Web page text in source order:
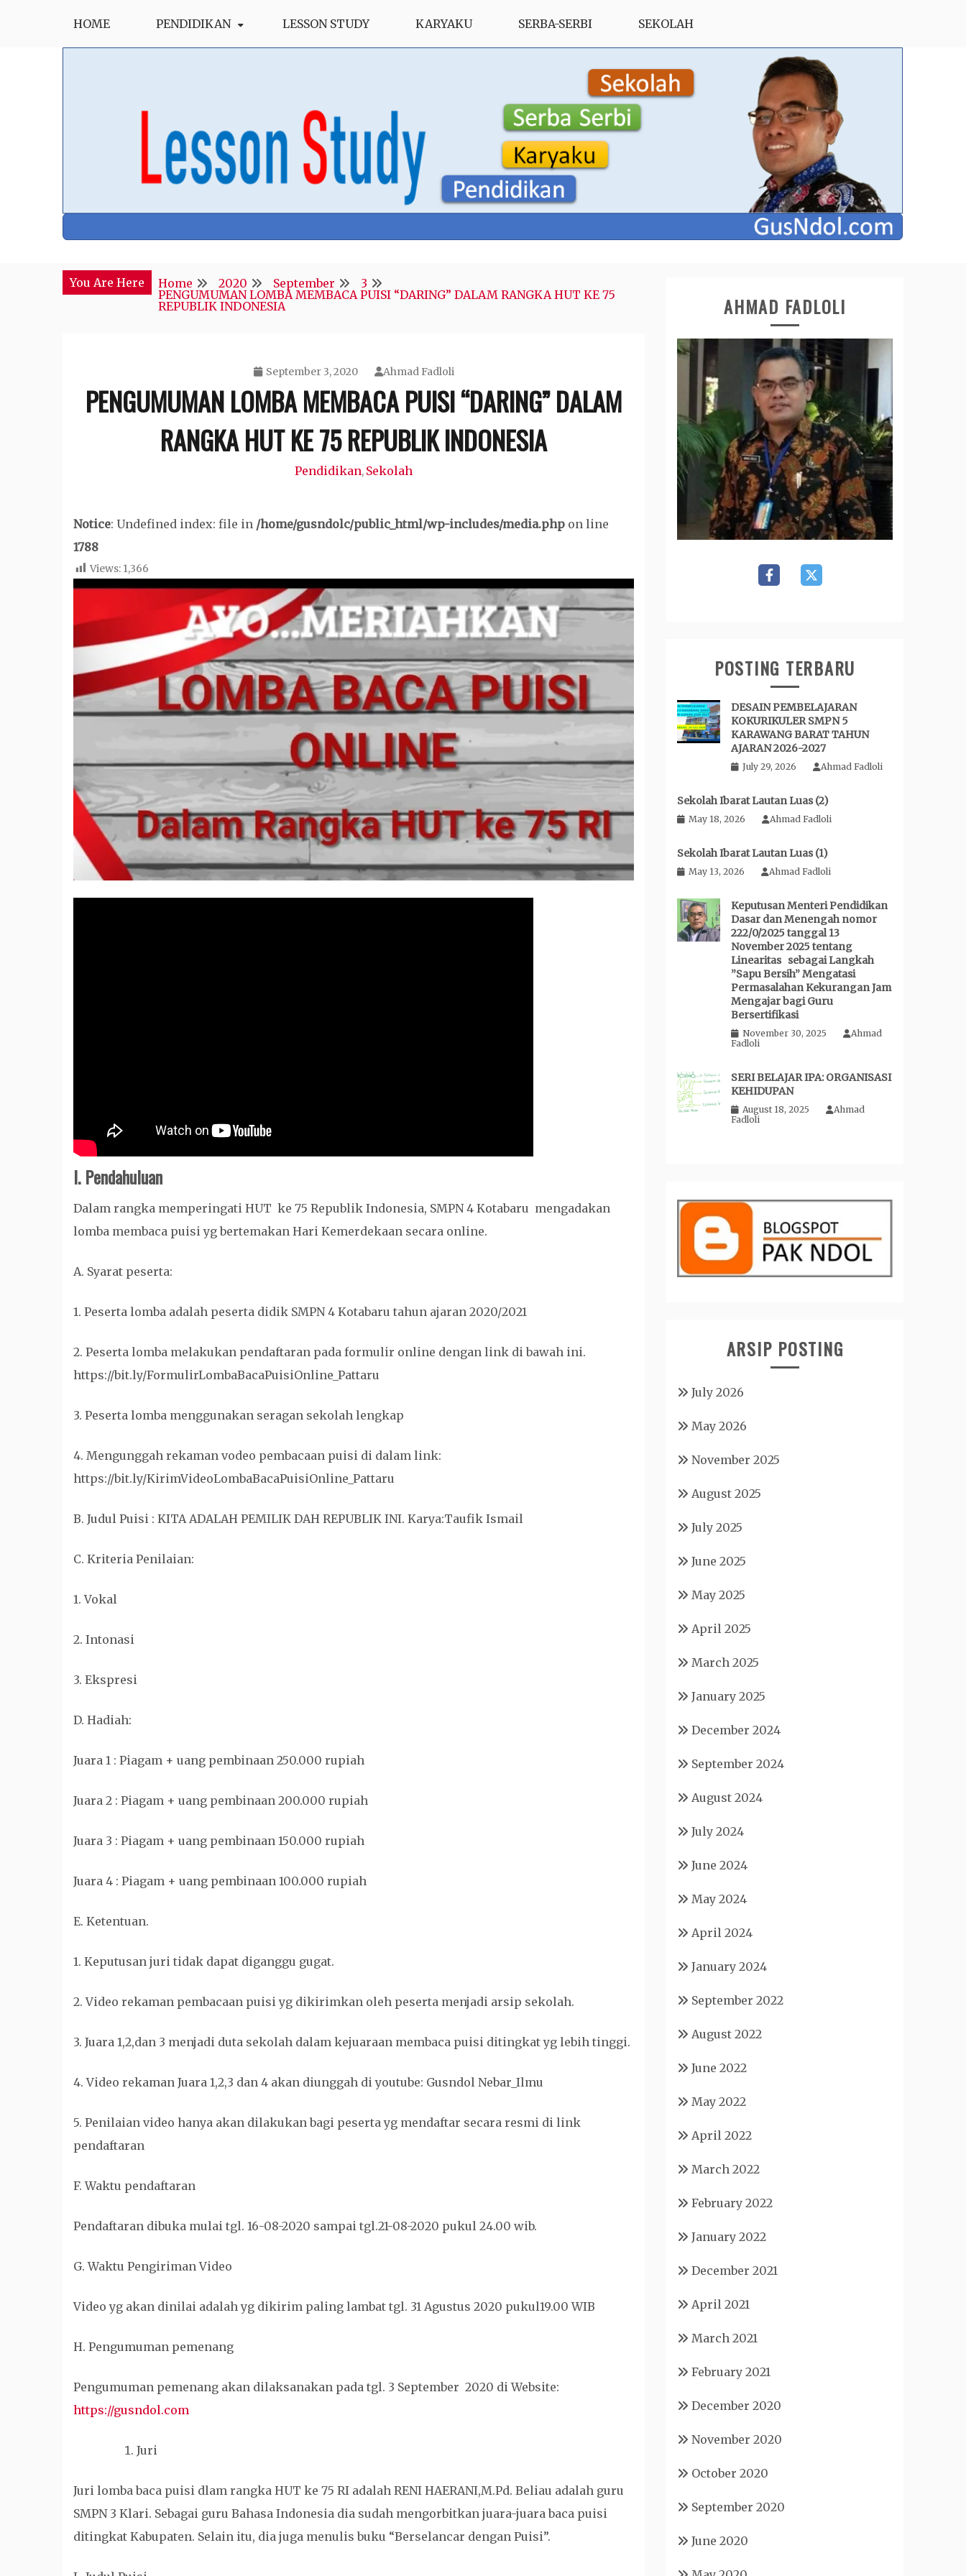
HOME PENDIDIKAN LESSON STUDY KARYAKU SERBA-SERBI SEKOLAH
GusNdol
You Are Here
Home 2020 September
3
PENGUMUMAN LOMBA MEMBACA PUISI “DARING” DALAM RANGKA HUT KE 75
REPUBLIK INDONESIA
September 3, 2020 Ahmad Fadloli
PENGUMUMAN LOMBA MEMBACA PUISI “DARING” DALAM
RANGKA HUT KE 75 REPUBLIK INDONESIA
Pendidikan, Sekolah
Notice: Undefined index: file in /home/gusndolc/public_html/wp-includes/media.php on line
1788
Views: 1,366
I. Pendahuluan
Dalam rangka memperingati HUT ke 75 Republik Indonesia, SMPN 4 Kotabaru mengadakan
lomba membaca puisi yg bertemakan Hari Kemerdekaan secara online.
A. Syarat peserta:
1. Peserta lomba adalah peserta didik SMPN 4 Kotabaru tahun ajaran 2020/2021
2. Peserta lomba melakukan pendaftaran pada formulir online dengan link di bawah ini.
https://bit.ly/FormulirLombaBacaPuisiOnline_Pattaru
3. Peserta lomba menggunakan seragan sekolah lengkap
4. Mengunggah rekaman vodeo pembacaan puisi di dalam link:
https://bit.ly/KirimVideoLombaBacaPuisiOnline_Pattaru
B. Judul Puisi : KITA ADALAH PEMILIK DAH REPUBLIK INI. Karya:Taufik Ismail
C. Kriteria Penilaian:
1. Vokal
2. Intonasi
3. Ekspresi
D. Hadiah:
Juara 1 : Piagam + uang pembinaan 250.000 rupiah
Juara 2 : Piagam + uang pembinaan 200.000 rupiah
Juara 3 : Piagam + uang pembinaan 150.000 rupiah
Juara 4 : Piagam + uang pembinaan 100.000 rupiah
E. Ketentuan.
1. Keputusan juri tidak dapat diganggu gugat.
2. Video rekaman pembacaan puisi yg dikirimkan oleh peserta menjadi arsip sekolah.
3. Juara 1,2,dan 3 menjadi duta sekolah dalam kejuaraan membaca puisi ditingkat yg lebih tinggi.
4. Video rekaman Juara 1,2,3 dan 4 akan diunggah di youtube: Gusndol Nebar_Ilmu
5. Penilaian video hanya akan dilakukan bagi peserta yg mendaftar secara resmi di link
pendaftaran
F. Waktu pendaftaran
Pendaftaran dibuka mulai tgl. 16-08-2020 sampai tgl.21-08-2020 pukul 24.00 wib.
G. Waktu Pengiriman Video
Video yg akan dinilai adalah yg dikirim paling lambat tgl. 31 Agustus 2020 pukul19.00 WIB
H. Pengumuman pemenang
Pengumuman pemenang akan dilaksanakan pada tgl. 3 September 2020 di Website:
https://gusndol.com
Juri
Juri lomba baca puisi dlam rangka HUT ke 75 RI adalah RENI HAERANI,M.Pd. Beliau adalah guru
SMPN 3 Klari. Sebagai guru Bahasa Indonesia dia sudah mengorbitkan juara-juara baca puisi
ditingkat Kabupaten. Selain itu, dia juga menulis buku “Berselancar dengan Puisi”.
AHMAD FADLOLI
POSTING TERBARU
DESAIN PEMBELAJARAN
KOKURIKULER SMPN 5
KARAWANG BARAT TAHUN
AJARAN 2026-2027
July 29, 2026 Ahmad Fadloli
Sekolah Ibarat Lautan Luas (2)
May 18, 2026 Ahmad Fadloli
Sekolah Ibarat Lautan Luas (1)
May 13, 2026 Ahmad Fadloli
Keputusan Menteri Pendidikan
Dasar dan Menengah nomor
222/0/2025 tanggal 13
November 2025 tentang
Linearitas sebagai Langkah
”Sapu Bersih” Mengatasi
Permasalahan Kekurangan Jam
Mengajar bagi Guru
Bersertifikasi
November 30, 2025
Ahmad
Fadloli
SERI BELAJAR IPA: ORGANISASI
KEHIDUPAN
August 18, 2025
Ahmad
Fadloli
ARSIP POSTING
July 2026
May 2026
November 2025
August 2025
July 2025
June 2025
May 2025
April 2025
March 2025
January 2025
December 2024
September 2024
August 2024
July 2024
June 2024
May 2024
April 2024
January 2024
September 2022
August 2022
June 2022
May 2022
April 2022
March 2022
February 2022
January 2022
December 2021
April 2021
March 2021
February 2021
December 2020
November 2020
October 2020
September 2020
June 2020